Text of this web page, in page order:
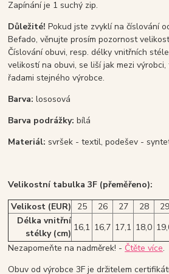
Zapínání je 1 suchý zip.
Důležité! Pokud jste zvyklí na číslování
Befado, věnujte prosím pozornost
Číslování obuvi, resp. délky vnitřních
velikostí na obuvi, se liší jak mezi
řadami stejného výrobce.
Barva:lososová
Barva podrážky:bílá
Materiál: svršek - textil, podešev -
Velikostní tabulka 3F (přeměřeno):
Velikost (EUR)
25 26 27 28 29
Délka vnitřní
stélky (cm)
16,1 16,7 17,1 18,0
Nezapomeňte na nadměrek! - Čtěte více.
Obuv od výrobce 3F je držitelem